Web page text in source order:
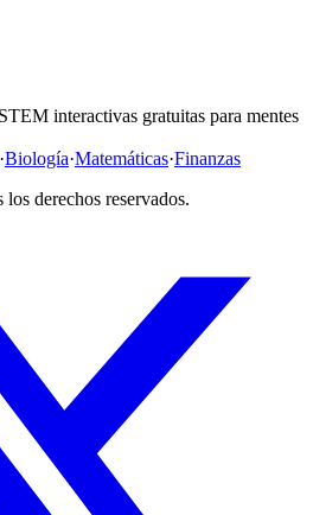
interactivas gratuitas para mentes
·Biología·Matemáticas·Finanzas
derechos reservados.